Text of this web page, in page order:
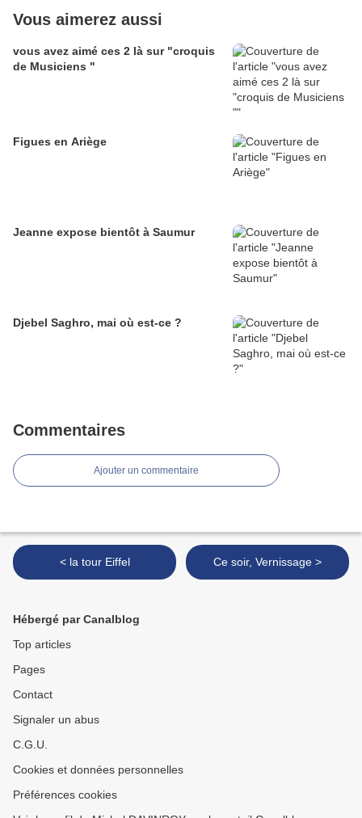
Vous aimerez aussi
vous avez aimé ces 2 là sur "croquis
de Musiciens "
Figues en Ariège
Jeanne expose bientôt à Saumur
Djebel Saghro, mai où est-ce ?
Commentaires
Ajouter un commentaire
< la tour Eiffel Ce soir, Vernissage >
Hébergé par Canalblog
Top articles
Pages
Contact
Signaler un abus
C.G.U.
Cookies et données personnelles
Préférences cookies